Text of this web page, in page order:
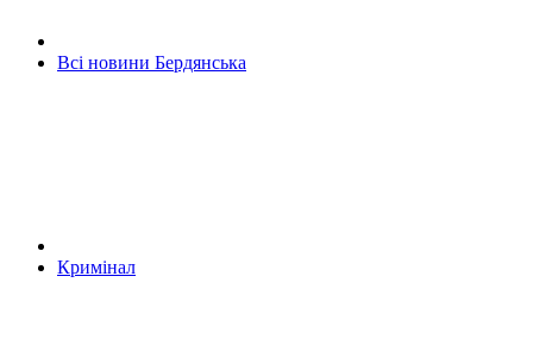
Всі новини Бердянська
Кримінал